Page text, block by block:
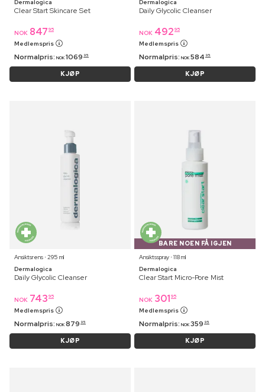
Dermalogica
Clear Start Skincare Set
NOK 847 95
Medlemspris
Normalpris: NOK 1069 95
KJØP
Dermalogica
Daily Glycolic Cleanser
NOK 492 95
Medlemspris
Normalpris: NOK 584 95
KJØP
Ansiktsrens ⋅ 295 ml
Dermalogica
Daily Glycolic Cleanser
NOK 743 95
Medlemspris
Normalpris: NOK 879 95
KJØP
BARE NOEN FÅ IGJEN
Ansiktsspray ⋅ 118 ml
Dermalogica
Clear Start Micro-Pore Mist
NOK 301 95
Medlemspris
Normalpris: NOK 359 95
KJØP